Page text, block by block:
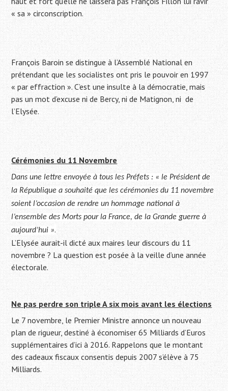
« sa » circonscription.
François Baroin se distingue à l’Assemblé National en
prétendant que les socialistes ont pris le pouvoir en 1997
« par effraction ». C’est une insulte à la démocratie, mais
pas un mot d’excuse ni de Bercy, ni de Matignon, ni de
l’Elysée.
Cérémonies du 11 Novembre
Dans une lettre envoyée à tous les Préfets : « le Président de
la République a souhaité que les cérémonies du 11 novembre
soient l’occasion de rendre un hommage national à
l’ensemble des Morts pour la France, de la Grande guerre à
aujourd’hui ».
L’Elysée aurait-il dicté aux maires leur discours du 11
novembre ? La question est posée à la veille d’une année
électorale.
Ne pas perdre son triple A six mois avant les élections
Le 7 novembre, le Premier Ministre annonce un nouveau
plan de rigueur, destiné à économiser 65 Milliards d’Euros
supplémentaires d’ici à 2016. Rappelons que le montant
des cadeaux fiscaux consentis depuis 2007 s’élève à 75
Milliards.